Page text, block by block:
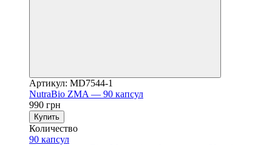
Артикул: MD7544-1
NutraBio ZMA — 90 капсул
990 грн
Купить
Количество
90 капсул